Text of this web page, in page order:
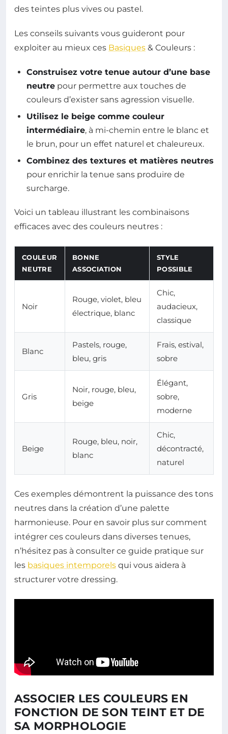
des teintes plus vives ou pastel.
Les conseils suivants vous guideront pour
exploiter au mieux ces Basiques & Couleurs :
Construisez votre tenue autour d’une base
neutre pour permettre aux touches de
couleurs d’exister sans agression visuelle.
Utilisez le beige comme couleur
intermédiaire, à mi-chemin entre le blanc et
le brun, pour un effet naturel et chaleureux.
Combinez des textures et matières neutres
pour enrichir la tenue sans produire de
surcharge.
Voici un tableau illustrant les combinaisons
efficaces avec des couleurs neutres :
COULEUR
NEUTRE
BONNE
ASSOCIATION
STYLE
POSSIBLE
Noir
Rouge, violet, bleu
électrique, blanc
Chic,
audacieux,
classique
Blanc
Pastels, rouge,
bleu, gris
Frais, estival,
sobre
Gris
Noir, rouge, bleu,
beige
Élégant,
sobre,
moderne
Beige
Rouge, bleu, noir,
blanc
Chic,
décontracté,
naturel
Ces exemples démontrent la puissance des tons
neutres dans la création d’une palette
harmonieuse. Pour en savoir plus sur comment
intégrer ces couleurs dans diverses tenues,
n’hésitez pas à consulter ce guide pratique sur
les basiques intemporels qui vous aidera à
structurer votre dressing.
ASSOCIER LES COULEURS EN
FONCTION DE SON TEINT ET DE
SA MORPHOLOGIE